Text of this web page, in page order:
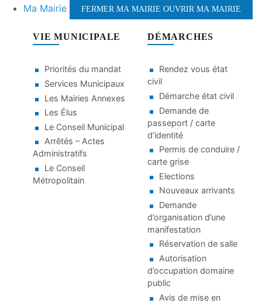
Ma Mairie FERMER MA MAIRIE OUVRIR MA MAIRIE
VIE MUNICIPALE
Priorités du mandat
Services Municipaux
Les Mairies Annexes
Les Élus
Le Conseil Municipal
Arrêtés – Actes
Administratifs
Le Conseil
Métropolitain
DÉMARCHES
Rendez vous état
civil
Démarche état civil
Demande de
passeport / carte
d’identité
Permis de conduire /
carte grise
Elections
Nouveaux arrivants
Demande
d’organisation d’une
manifestation
Réservation de salle
Autorisation
d’occupation domaine
public
Avis de mise en